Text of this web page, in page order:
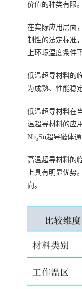
价值的种类有限。
在实际应用层面
制性的法定标准
上环境温度条件
低温超导材料的
为成熟、性能稳
低温超导材料在
温超导材料的应
Nb₃Sn超导磁体
高温超导材料的
上具有明显优
向。